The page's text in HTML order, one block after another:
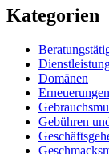
Kategorien
Domänen
Gebühren